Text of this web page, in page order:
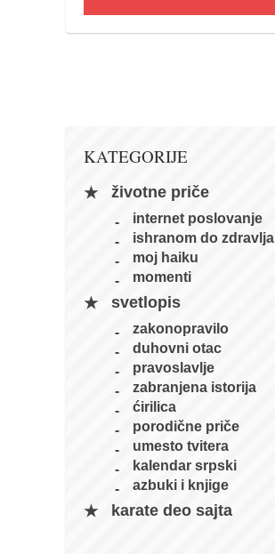
kushanku
bo
tonfa
timbei rochin
program
snimci nastupa
galerija kluba
članarina
besplatna e-knjiga
moja priča
KATEGORIJE
životne priče
internet poslovanje
ishranom do zdravlja
moj haiku
momenti
svetlopis
zakonopravilo
duhovni otac
pravoslavlje
zabranjena istorija
ćirilica
porodične priče
umesto tvitera
kalendar srpski
azbuki i knjige
karate deo sajta